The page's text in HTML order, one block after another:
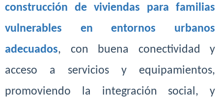
construcción de viviendas para familias
vulnerables en entornos urbanos
adecuados, con buena conectividad y
acceso a servicios y equipamientos,
promoviendo la integración social, y